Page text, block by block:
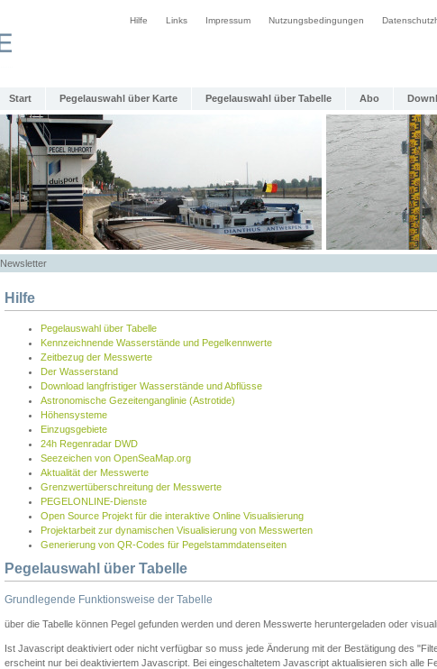
Hilfe Links Impressum Nutzungsbedingungen
Start Pegelauswahl über Karte Pegelauswahl über Tabelle Abo
Newsletter
Hilfe
Pegelauswahl über Tabelle
Kennzeichnende Wasserstände und Pegelkennwerte
Zeitbezug der Messwerte
Der Wasserstand
Download langfristiger Wasserstände und Abflüsse
Astronomische Gezeitenganglinie (Astrotide)
Höhensysteme
Einzugsgebiete
24h Regenradar DWD
Seezeichen von OpenSeaMap.org
Aktualität der Messwerte
Grenzwertüberschreitung der Messwerte
PEGELONLINE-Dienste
Open Source Projekt für die interaktive Online Visualisierung
Projektarbeit zur dynamischen Visualisierung von Messwerten
Generierung von QR-Codes für Pegelstammdatenseiten
Pegelauswahl über Tabelle
Grundlegende Funktionsweise der Tabelle
über die Tabelle können Pegel gefunden werden und deren Messwerte heruntergeladen oder
Ist Javascript deaktiviert oder nicht verfügbar so muss jede Änderung mit der Bestätigung des
erscheint nur bei deaktiviertem Javascript. Bei eingeschaltetem Javascript aktualisieren sich alle